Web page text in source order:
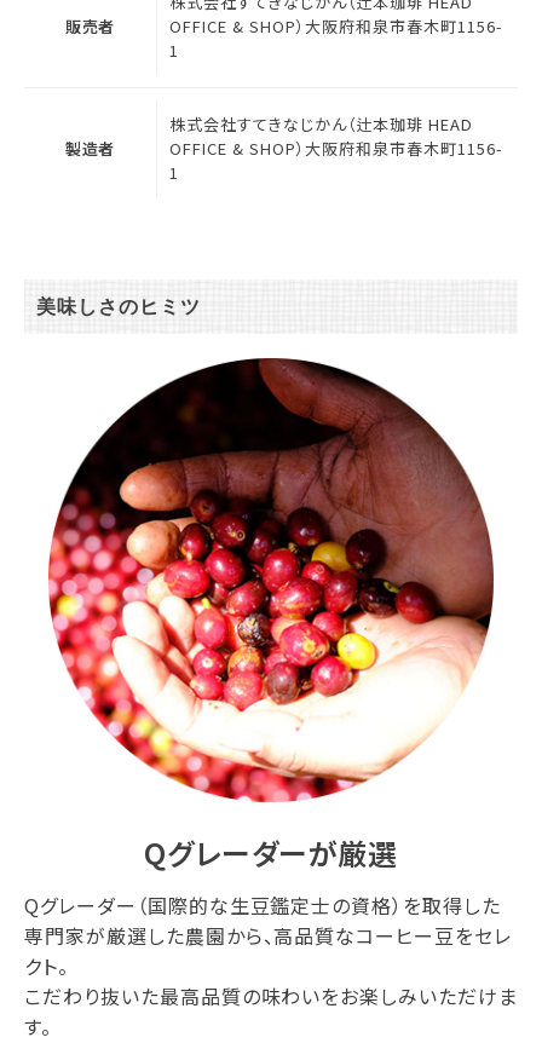
販売者
OFFICE & SHOP）大阪府和泉市春木町1156-
1
製造者
株式会社すてきなじかん（辻本珈琲 HEAD
OFFICE & SHOP）大阪府和泉市春木町1156-
1
美味しさのヒミツ
Qグレーダーが厳選
Qグレーダー（国際的な生豆鑑定士の資格）を取得した
専門家が厳選した農園から、高品質なコーヒー豆をセレ
クト。
こだわり抜いた最高品質の味わいをお楽しみいただけま
す。